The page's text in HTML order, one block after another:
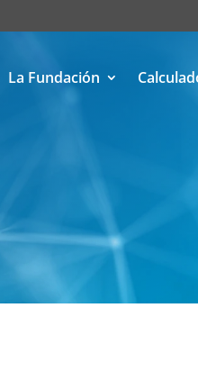
La Fundación